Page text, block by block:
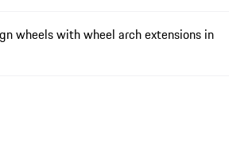
wheels with wheel arch extensions in